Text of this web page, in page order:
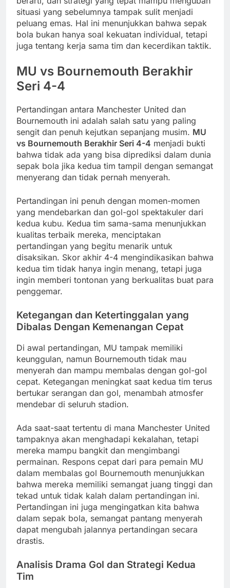
situasi yang sebelumnya tampak sulit menjadi
peluang emas. Hal ini menunjukkan bahwa sepak
bola bukan hanya soal kekuatan individual, tetapi
juga tentang kerja sama tim dan kecerdikan taktik.
MU vs Bournemouth Berakhir
Seri 4-4
Pertandingan antara Manchester United dan
Bournemouth ini adalah salah satu yang paling
sengit dan penuh kejutkan sepanjang musim. MU
vs Bournemouth Berakhir Seri 4-4 menjadi bukti
bahwa tidak ada yang bisa diprediksi dalam dunia
sepak bola jika kedua tim tampil dengan semangat
menyerang dan tidak pernah menyerah.
Pertandingan ini penuh dengan momen-momen
yang mendebarkan dan gol-gol spektakuler dari
kedua kubu. Kedua tim sama-sama menunjukkan
kualitas terbaik mereka, menciptakan
pertandingan yang begitu menarik untuk
disaksikan. Skor akhir 4-4 mengindikasikan bahwa
kedua tim tidak hanya ingin menang, tetapi juga
ingin memberi tontonan yang berkualitas buat para
penggemar.
Ketegangan dan Ketertinggalan yang
Dibalas Dengan Kemenangan Cepat
Di awal pertandingan, MU tampak memiliki
keunggulan, namun Bournemouth tidak mau
menyerah dan mampu membalas dengan gol-gol
cepat. Ketegangan meningkat saat kedua tim terus
bertukar serangan dan gol, menambah atmosfer
mendebar di seluruh stadion.
Ada saat-saat tertentu di mana Manchester United
tampaknya akan menghadapi kekalahan, tetapi
mereka mampu bangkit dan mengimbangi
permainan. Respons cepat dari para pemain MU
dalam membalas gol Bournemouth menunjukkan
bahwa mereka memiliki semangat juang tinggi dan
tekad untuk tidak kalah dalam pertandingan ini.
Pertandingan ini juga mengingatkan kita bahwa
dalam sepak bola, semangat pantang menyerah
dapat mengubah jalannya pertandingan secara
drastis.
Analisis Drama Gol dan Strategi Kedua
Tim